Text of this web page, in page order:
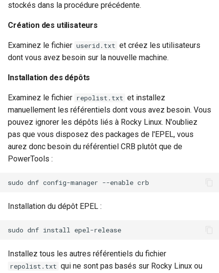
stockés dans la procédure précédente.
Création des utilisateurs
Examinez le fichier userid.txt et créez les utilisateurs
dont vous avez besoin sur la nouvelle machine.
Installation des dépôts
Examinez le fichier repolist.txt et installez
manuellement les référentiels dont vous avez besoin. Vous
pouvez ignorer les dépôts liés à Rocky Linux. N'oubliez
pas que vous disposez des packages de l'EPEL, vous
aurez donc besoin du référentiel CRB plutôt que de
PowerTools :
sudo dnf config-manager --enable
Installation du dépôt EPEL :
sudo dnf install
Installez tous les autres référentiels du fichier
repolist.txt qui ne sont pas basés sur Rocky Linux ou